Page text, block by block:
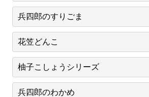
兵四郎のすりごま
花笠どんこ
柚子こしょうシリーズ
兵四郎のわかめ